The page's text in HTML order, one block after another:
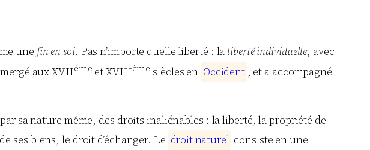
une fin en soi. Pas n’importe quelle liberté : la liberté individuelle, avec
aux XVIIème et XVIIIème siècles en Occident , et a accompagné
sa nature même, des droits inaliénables : la liberté, la propriété de
ses biens, le droit d’échanger. Le droitnaturel consiste en une